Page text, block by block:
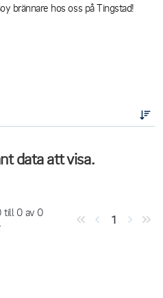
brännare hos oss på Tingstad!
data att visa.
till 0 av 0
1